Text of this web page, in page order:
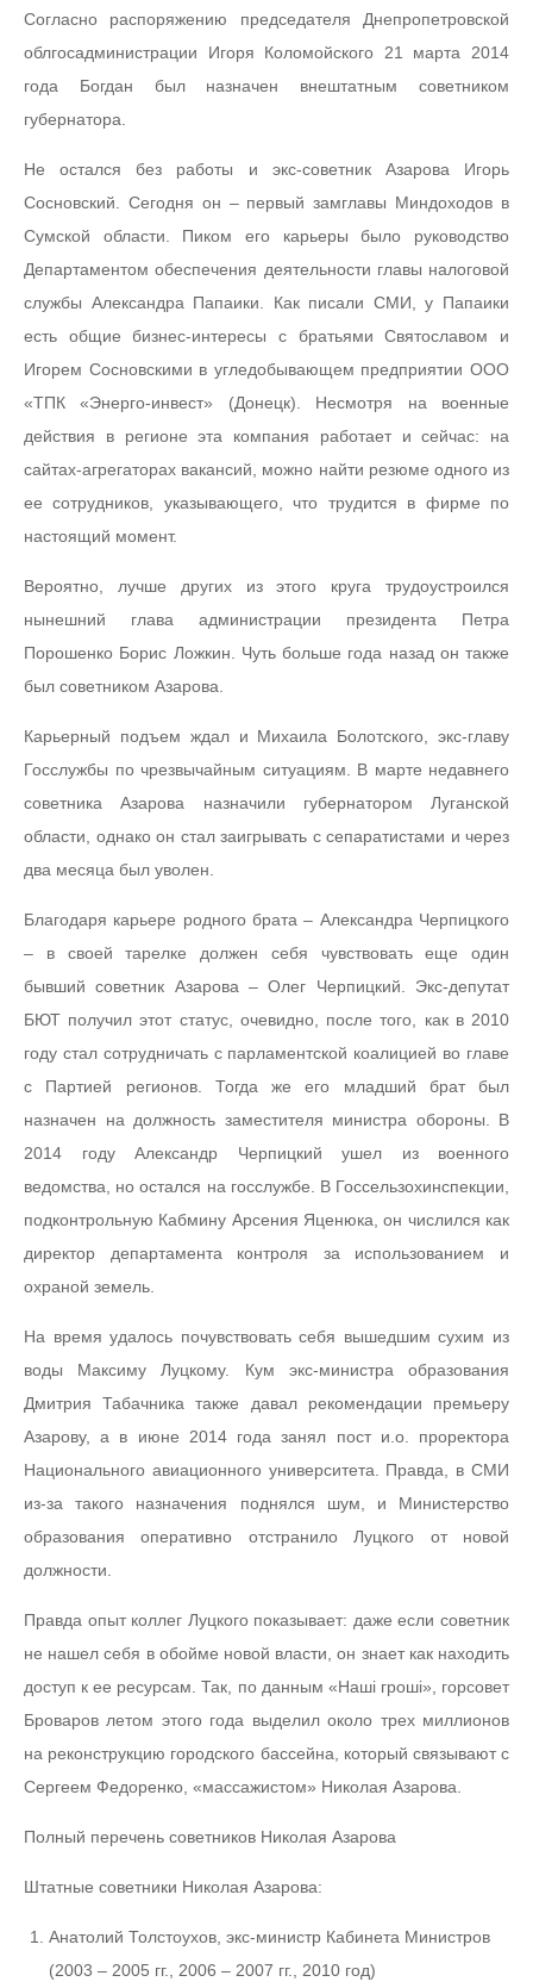
Согласно распоряжению председателя Днепропетровской
облгосадминистрации Игоря Коломойского 21 марта 2014
года Богдан был назначен внештатным советником
губернатора.
Не остался без работы и экс-советник Азарова Игорь
Сосновский. Сегодня он – первый замглавы Миндоходов в
Сумской области. Пиком его карьеры было руководство
Департаментом обеспечения деятельности главы налоговой
службы Александра Папаики. Как писали СМИ, у Папаики
есть общие бизнес-интересы с братьями Святославом и
Игорем Сосновскими в угледобывающем предприятии ООО
«ТПК «Энерго-инвест» (Донецк). Несмотря на военные
действия в регионе эта компания работает и сейчас: на
сайтах-агрегаторах вакансий, можно найти резюме одного из
ее сотрудников, указывающего, что трудится в фирме по
настоящий момент.
Вероятно, лучше других из этого круга трудоустроился
нынешний глава администрации президента Петра
Порошенко Борис Ложкин. Чуть больше года назад он также
был советником Азарова.
Карьерный подъем ждал и Михаила Болотского, экс-главу
Госслужбы по чрезвычайным ситуациям. В марте недавнего
советника Азарова назначили губернатором Луганской
области, однако он стал заигрывать с сепаратистами и через
два месяца был уволен.
Благодаря карьере родного брата – Александра Черпицкого
– в своей тарелке должен себя чувствовать еще один
бывший советник Азарова – Олег Черпицкий. Экс-депутат
БЮТ получил этот статус, очевидно, после того, как в 2010
году стал сотрудничать с парламентской коалицией во главе
с Партией регионов. Тогда же его младший брат был
назначен на должность заместителя министра обороны. В
2014 году Александр Черпицкий ушел из военного
ведомства, но остался на госслужбе. В Госсельзохинспекции,
подконтрольную Кабмину Арсения Яценюка, он числился как
директор департамента контроля за использованием и
охраной земель.
На время удалось почувствовать себя вышедшим сухим из
воды Максиму Луцкому. Кум экс-министра образования
Дмитрия Табачника также давал рекомендации премьеру
Азарову, а в июне 2014 года занял пост и.о. проректора
Национального авиационного университета. Правда, в СМИ
из-за такого назначения поднялся шум, и Министерство
образования оперативно отстранило Луцкого от новой
должности.
Правда опыт коллег Луцкого показывает: даже если советник
не нашел себя в обойме новой власти, он знает как находить
доступ к ее ресурсам. Так, по данным «Наші гроші», горсовет
Броваров летом этого года выделил около трех миллионов
на реконструкцию городского бассейна, который связывают с
Сергеем Федоренко, «массажистом» Николая Азарова.
Полный перечень советников Николая Азарова
Штатные советники Николая Азарова:
Анатолий Толстоухов, экс-министр Кабинета Министров
(2003 – 2005 гг., 2006 – 2007 гг., 2010 год)